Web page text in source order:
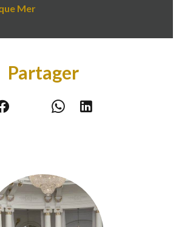
Mer
Partager